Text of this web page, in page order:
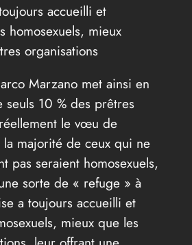
accueilli et
homosexuels, mieux
organisations
Marzano met ainsi en
10 % des prêtres
le vœu de
majorité de ceux qui ne
pas seraient homosexuels,
sorte de « refuge » à
a toujours accueilli et
mieux que les